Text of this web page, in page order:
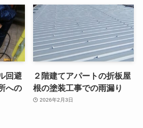
回避
への
２階建てアパートの折板屋
根の塗装工事での雨漏り
2026年2月3日